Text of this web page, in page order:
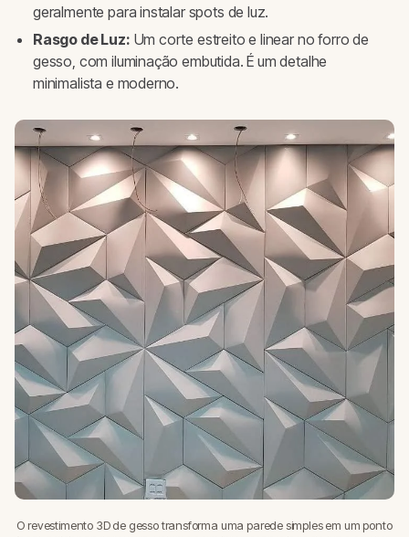
geralmente para instalar spots de luz.
Rasgo de Luz: Um corte estreito e linear no forro de
gesso, com iluminação embutida. É um detalhe
minimalista e moderno.
O revestimento 3D de gesso transforma uma parede simples em um ponto